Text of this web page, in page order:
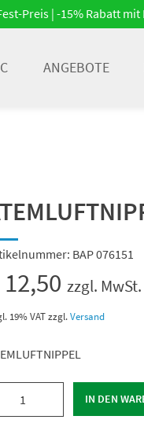
Preis | -15% Rabatt
ANGEBOTE
BAP 076151
12,50 zzgl. MwSt.
19% VATzzgl.Versand
IN DEN